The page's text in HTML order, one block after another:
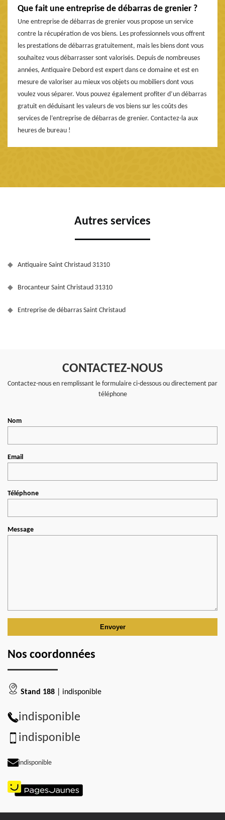
Que fait une entreprise de débarras de grenier ?
Une entreprise de débarras de grenier vous propose un service
contre la récupération de vos biens. Les professionnels vous offrent
les prestations de débarras gratuitement, mais les biens dont vous
souhaitez vous débarrasser sont valorisés. Depuis de nombreuses
années, Antiquaire Debord est expert dans ce domaine et est en
mesure de valoriser au mieux vos objets ou mobiliers dont vous
voulez vous séparer. Vous pouvez également profiter d’un débarras
gratuit en déduisant les valeurs de vos biens sur les coûts des
services de l’entreprise de débarras de grenier. Contactez-la aux
heures de bureau !
Autres services
Antiquaire Saint Christaud 31310
Brocanteur Saint Christaud 31310
Entreprise de débarras Saint Christaud
CONTACTEZ-NOUS
Contactez-nous en remplissant le formulaire ci-dessous ou directement par
téléphone
Nom
Email
Téléphone
Message
Nos coordonnées
Stand 188 | indisponible
indisponible
indisponible
indisponible